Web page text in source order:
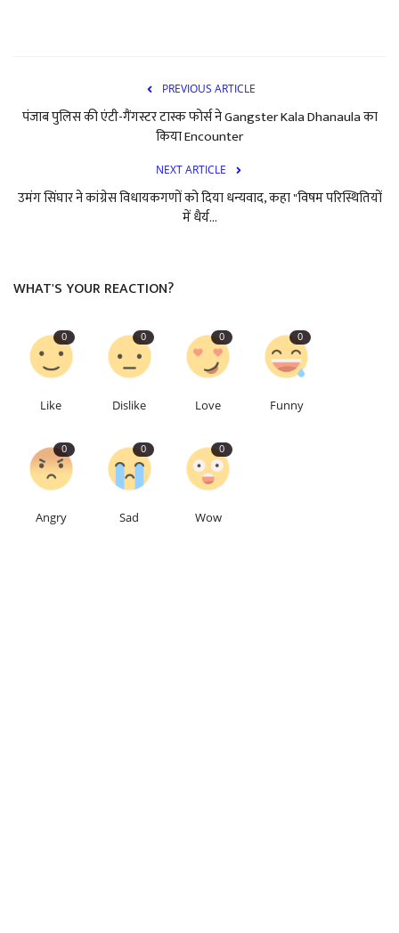
PREVIOUS ARTICLE
पंजाब पुलिस की एंटी-गैंगस्टर टास्क फोर्स ने Gangster Kala Dhanaula का
किया Encounter
NEXT ARTICLE
उमंग सिंघार ने कांग्रेस विधायकगणों को दिया धन्यवाद, कहा "विषम परिस्थितियों
में धैर्य...
WHAT'S YOUR REACTION?
0
Like
0
Dislike
0
Love
0
Funny
0
Angry
0
Sad
0
Wow